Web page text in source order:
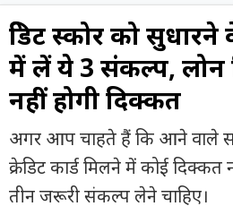
Dark
Mode
होम
शेयर
वीडियो
ट्रेंडिंग
क्रेडिट स्कोर को
में लें ये 3 संकल्प,
नहीं होगी दिक्कत
अगर आप चाहते हैं कि आने वाले
क्रेडिट कार्ड मिलने में कोई
तीन जरूरी संकल्प लेने चाहिए।